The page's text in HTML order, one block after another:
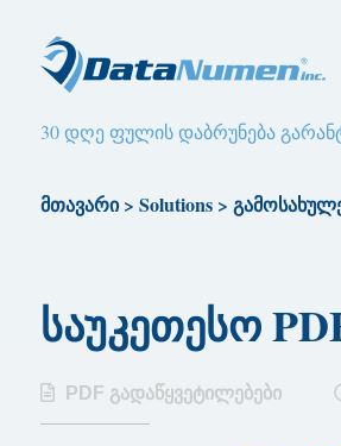
30 დღე ფულის დაბრუნება
მთავარი> Solutions>
საუკეთესო
PDF გადაწყვეტილებები